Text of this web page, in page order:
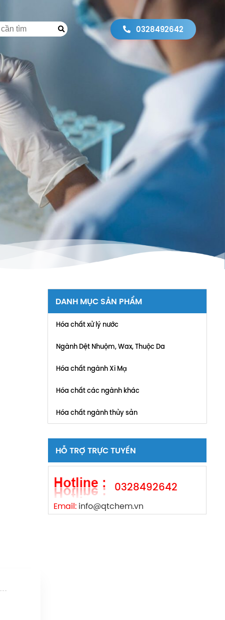
0328492642
DANH MỤC SẢN PHẨM
Hóa chất xử lý nước
Ngành Dệt Nhuộm, Wax, Thuộc Da
Hóa chất ngành Xi Mạ
Hóa chất các ngành khác
Hóa chất ngành thủy sản
HỖ TRỢ TRỰC TUYẾN
0328492642
Email: info@qtchem.vn